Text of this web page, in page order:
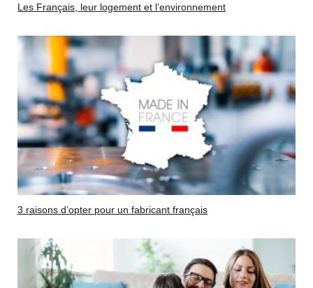
Les Français, leur logement et l’environnement
3 raisons d’opter pour un fabricant français